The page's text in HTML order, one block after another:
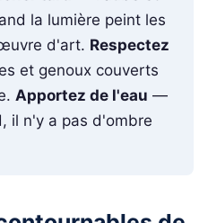
la lumière peint les
d'art. Respectez
et genoux couverts
Apportez de l'eau —
il n'y a pas d'ombre